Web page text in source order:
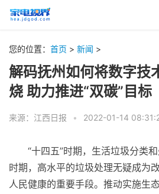
您的位置： 首页 > 新闻 >
解码抚州如何将数字技
烧 助力推进“双碳”目标
来源：江西日报 • 2022-01-14
“十四五”时期，生活垃圾分类
时期，高水平的垃圾处理无疑成为
人民健康的重要手段。推动实施生